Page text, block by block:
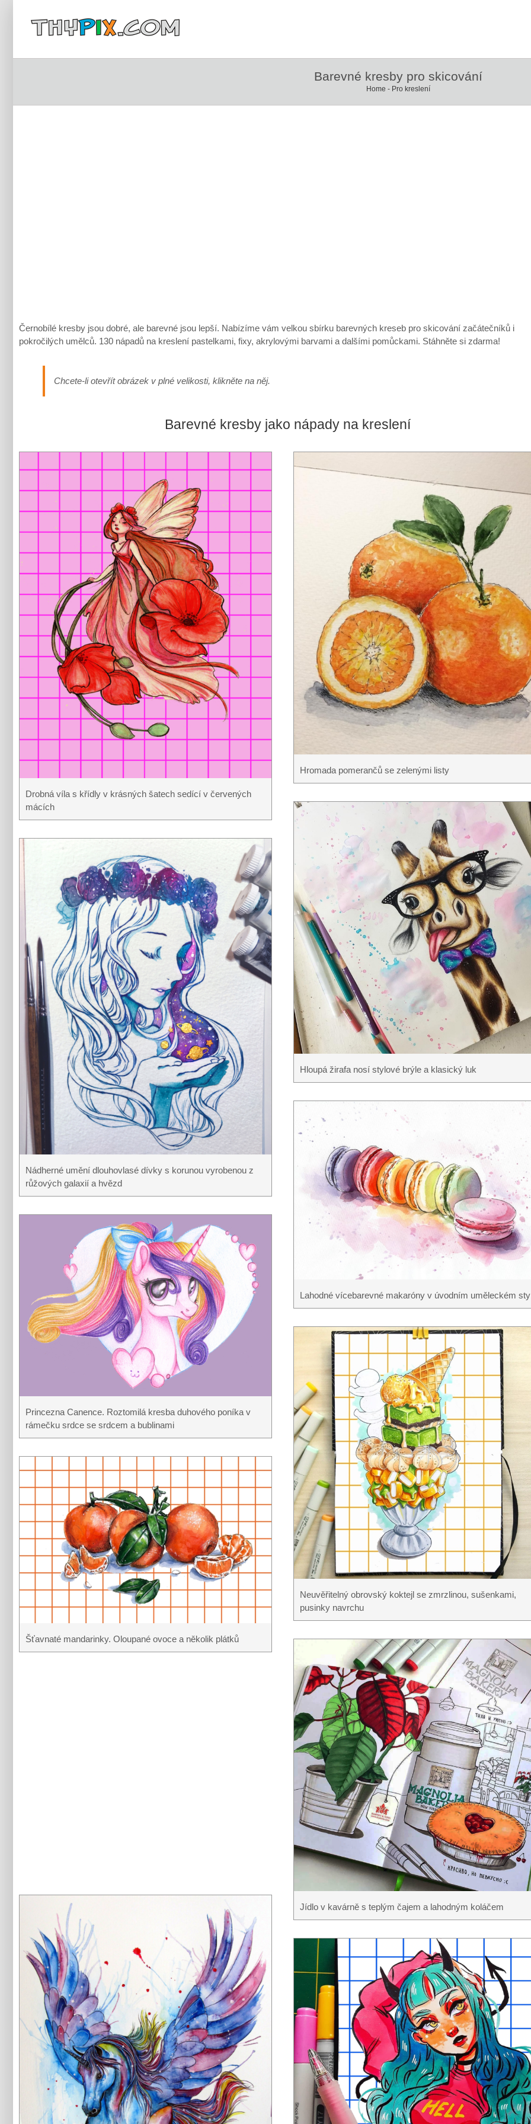
Barevné kresby pro skicování
Home - Pro kreslení
Černobílé kresby jsou dobré, ale barevné jsou lepší. Nabízíme vám velkou sbírku barevných kreseb pro skicování začátečníků i
pokročilých umělců. 130 nápadů na kreslení pastelkami, fixy, akrylovými barvami a dalšími pomůckami. Stáhněte si zdarma!
Chcete-li otevřít obrázek v plné velikosti, klikněte na něj.
Barevné kresby jako nápady na kreslení
Drobná víla s křídly v krásných šatech sedící v červených
mácích
Nádherné umění dlouhovlasé dívky s korunou vyrobenou z
růžových galaxií a hvězd
Princezna Canence. Roztomilá kresba duhového poníka v
rámečku srdce se srdcem a bublinami
Šťavnaté mandarinky. Oloupané ovoce a několik plátků
Hromada pomerančů se zelenými listy
Hloupá žirafa nosí stylové brýle a klasický luk
Lahodné vícebarevné makaróny v úvodním uměleckém
Neuvěřitelný obrovský koktejl se zmrzlinou, sušenkami,
pusinky navrchu
Jídlo v kavárně s teplým čajem a lahodným koláčem